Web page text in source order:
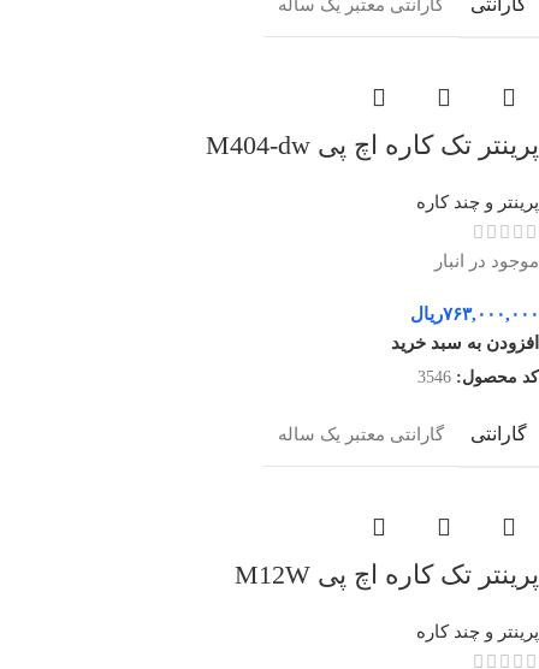
گارانتی معتبر یک ساله
پرینتر تک کاره اچ پی M404-dw
پرینتر و چند کاره
موجود در انبار
۷۶۳,۰۰۰,۰۰۰ریال
افزودن به سبد خرید
کد محصول: 3546
گارانتی گارانتی معتبر یک ساله
پرینتر تک کاره اچ پی M12W
پرینتر و چند کاره